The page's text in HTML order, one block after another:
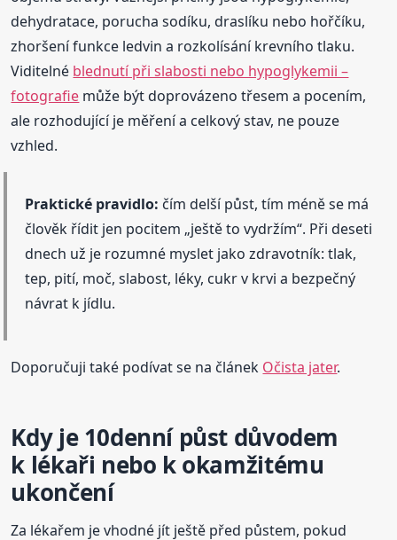
dehydratace, porucha sodíku, draslíku nebo hořčíku,
zhoršení funkce ledvin a rozkolísání krevního tlaku.
Viditelné blednutí při slabosti nebo hypoglykemii –
fotografie může být doprovázeno třesem a pocením,
ale rozhodující je měření a celkový stav, ne pouze
vzhled.
Praktické pravidlo: čím delší půst, tím méně se má
člověk řídit jen pocitem „ještě to vydržím“. Při deseti
dnech už je rozumné myslet jako zdravotník: tlak,
tep, pití, moč, slabost, léky, cukr v krvi a bezpečný
návrat k jídlu.
Doporučuji také podívat se na článek Očista jater.
Kdy je 10denní půst důvodem
k lékaři nebo k okamžitému
ukončení
Za lékařem je vhodné jít ještě před půstem, pokud